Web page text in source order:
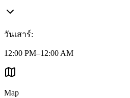
วันเสาร์:
12:00 PM–12:00 AM
Map